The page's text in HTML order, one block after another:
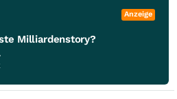
Anzeige
Milliardenstory?